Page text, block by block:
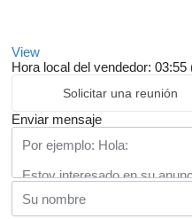
View
Hora local del vendedor: 03:55
Solicitar una reunión
Enviar mensaje